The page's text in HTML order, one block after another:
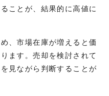
ことが、結果的に高値に
、市場在庫が増えると価
ます。売却を検討されて
見ながら判断することが